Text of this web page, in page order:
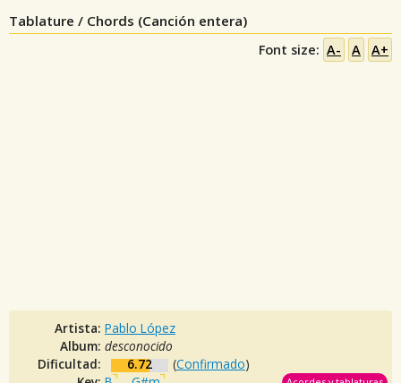
Tablature / Chords (Canción entera)
Font size: A- A A+
Artista: Pablo López
Album: desconocido
Dificultad:
6.72 (Confirmado)